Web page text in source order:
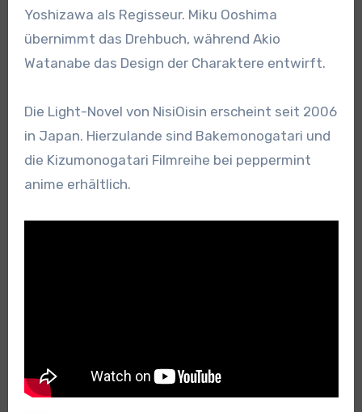
Yoshizawa als Regisseur. Miku Ooshima
übernimmt das Drehbuch, während Akio
Watanabe das Design der Charaktere entwirft.
Die Light-Novel von NisiOisin erscheint seit 2006
in Japan. Hierzulande sind Bakemonogatari und
die Kizumonogatari Filmreihe bei peppermint
anime erhältlich.